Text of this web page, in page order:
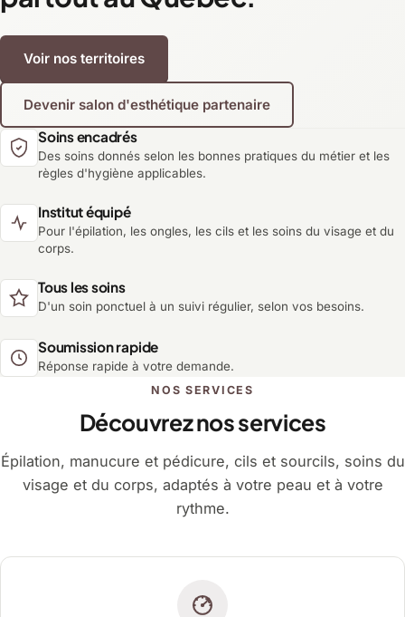
Voir nos territoires
Devenir salon d'esthétique partenaire
Soins encadrés
Des soins donnés selon les bonnes pratiques du métier et les
règles d'hygiène applicables.
Institut équipé
Pour l'épilation, les ongles, les cils et les soins du visage et du
corps.
Tous les soins
D'un soin ponctuel à un suivi régulier, selon vos besoins.
Soumission rapide
Réponse rapide à votre demande.
NOS SERVICES
Découvrez nos services
Épilation, manucure et pédicure, cils et sourcils, soins du
visage et du corps, adaptés à votre peau et à votre
rythme.